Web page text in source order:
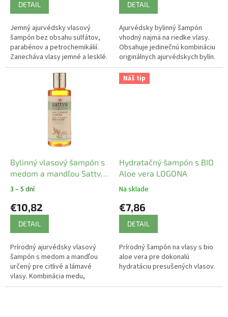
DETAIL
Jemný ajurvédsky vlasový
šampón bez obsahu sulfátov,
parabénov a petrochemikálií.
Zanecháva vlasy jemné a lesklé.
Sójový proteín, kokosový olej a
bylinné extrakty dodávajú...
DETAIL
Ajurvédsky bylinný šampón
vhodný najmä na riedke vlasy.
Obsahuje jedinečnú kombináciu
originálnych ajurvédskych bylín.
Bylinný vlasový šampón s
medom a mandľou Sattva
210 ml
3 – 5 dní
€10,82
DETAIL
Prírodný ajurvédsky vlasový
šampón s medom a mandľou
určený pre citlivé a lámavé
vlasy. Kombinácia medu,
mandľového oleja a jemných
Náš tip
Hydratačný šampón s BIO
Aloe vera LOGONA
Na sklade
€7,86
DETAIL
Prírodný šampón na vlasy s bio
aloe vera pre dokonalú
hydratáciu presušených vlasov.